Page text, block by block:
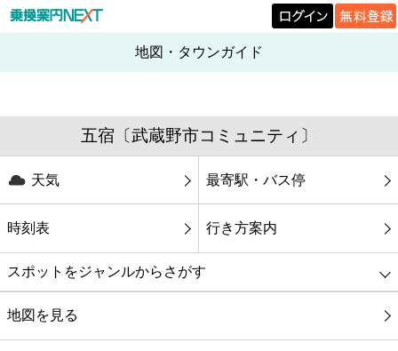
地図・タウンガイド
五宿〔武蔵野市コミュニティ〕
天気 最寄駅・バス停
時刻表 行き方案内
スポットをジャンルからさがす
グルメ
地図を見る